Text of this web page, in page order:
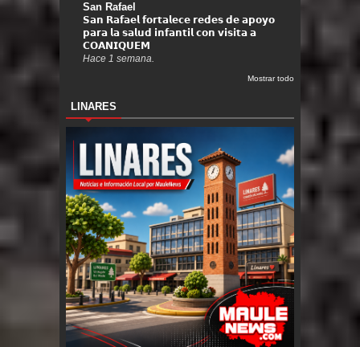
San Rafael
𝗦𝗮𝗻 𝗥𝗮𝗳𝗮𝗲𝗹 𝗳𝗼𝗿𝘁𝗮𝗹𝗲𝗰𝗲 𝗿𝗲𝗱𝗲𝘀 𝗱𝗲 𝗮𝗽𝗼𝘆𝗼
𝗽𝗮𝗿𝗮 𝗹𝗮 𝘀𝗮𝗹𝘂𝗱 𝗶𝗻𝗳𝗮𝗻𝘁𝗶𝗹 𝗰𝗼𝗻 𝘃𝗶𝘀𝗶𝘁𝗮 𝗮
𝗖𝗢𝗔𝗡𝗜𝗤𝗨𝗘𝗠
Hace 1 semana.
Mostrar todo
LINARES